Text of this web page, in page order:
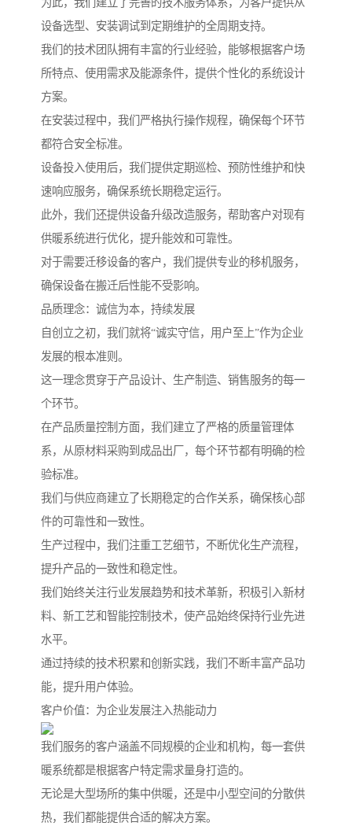
为此，我们建立了完善的技术服务体系，为客户提供从
设备选型、安装调试到定期维护的全周期支持。
我们的技术团队拥有丰富的行业经验，能够根据客户场
所特点、使用需求及能源条件，提供个性化的系统设计
方案。
在安装过程中，我们严格执行操作规程，确保每个环节
都符合安全标准。
设备投入使用后，我们提供定期巡检、预防性维护和快
速响应服务，确保系统长期稳定运行。
此外，我们还提供设备升级改造服务，帮助客户对现有
供暖系统进行优化，提升能效和可靠性。
对于需要迁移设备的客户，我们提供专业的移机服务，
确保设备在搬迁后性能不受影响。
品质理念：诚信为本，持续发展
自创立之初，我们就将“诚实守信，用户至上”作为企业
发展的根本准则。
这一理念贯穿于产品设计、生产制造、销售服务的每一
个环节。
在产品质量控制方面，我们建立了严格的质量管理体
系，从原材料采购到成品出厂，每个环节都有明确的检
验标准。
我们与供应商建立了长期稳定的合作关系，确保核心部
件的可靠性和一致性。
生产过程中，我们注重工艺细节，不断优化生产流程，
提升产品的一致性和稳定性。
我们始终关注行业发展趋势和技术革新，积极引入新材
料、新工艺和智能控制技术，使产品始终保持行业先进
水平。
通过持续的技术积累和创新实践，我们不断丰富产品功
能，提升用户体验。
客户价值：为企业发展注入热能动力
我们服务的客户涵盖不同规模的企业和机构，每一套供
暖系统都是根据客户特定需求量身打造的。
无论是大型场所的集中供暖，还是中小型空间的分散供
热，我们都能提供合适的解决方案。